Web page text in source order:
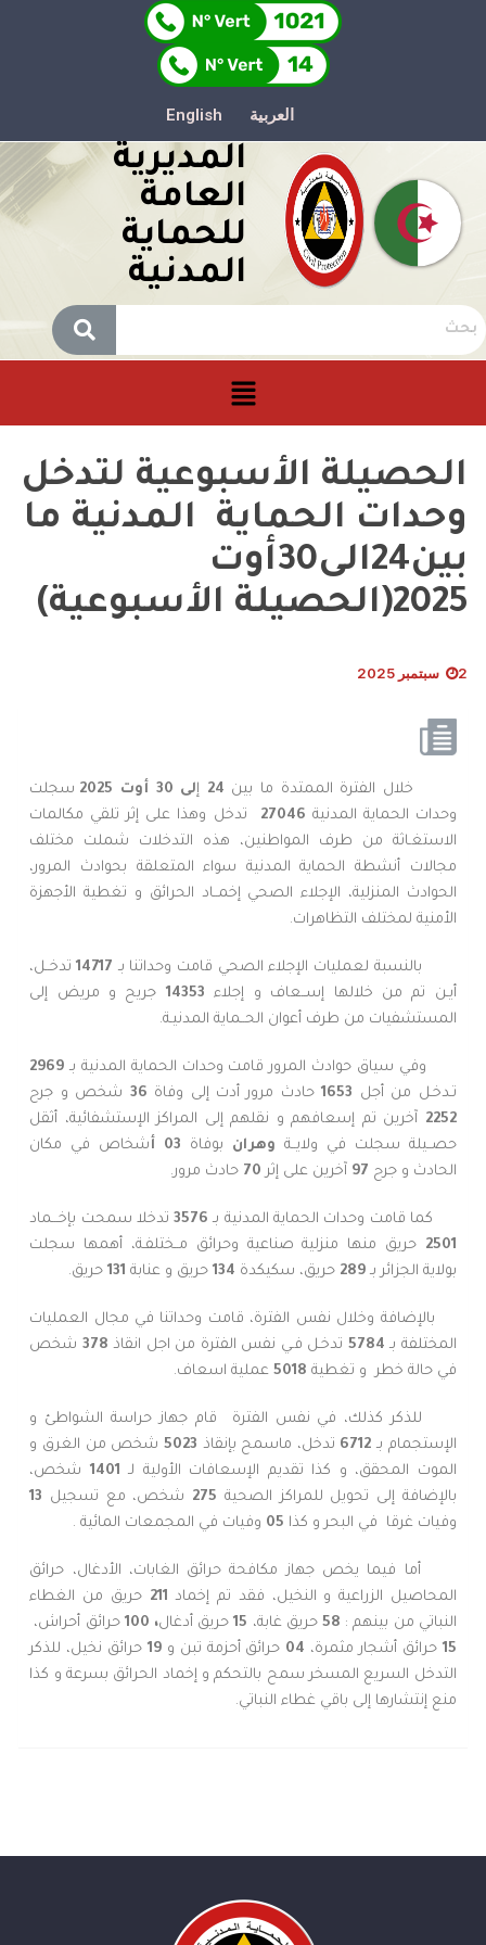
العربية English
المديرية
العامة
للحماية
المدنية
الحصيلة الأسبوعية لتدخل
وحدات الحماية المدنية ما
بين24الى30أوت
2025(الحصيلة الأسبوعية)
2 سبتمبر 2025
خلال الفترة الممتدة ما بين 24 إلى 30 أوت 2025 سجلت
وحدات الحماية المدنية 27046
تدخل وهذا على إثر تلقي مكالمات
الاستغـاثة من طرف المواطنين، هذه التدخلات شملت مختلف
مجالات أنشطة الحماية المدنية سواء المتعلقة بحوادث المرور،
الحوادث المنزلية، الإجلاء الصحي إخمــاد الحرائق و تغطية الأجهزة
الأمنية لمختلف التظاهرات.
بالنسبة لعمليات الإجلاء الصحي قامت وحداتنا بـ 14717تدخــل،
أيـن تم من خلالها إســعاف و إجلاء 14353 جريح و مريض إلى
المستشفيات من طرف أعوان الحــماية المدنيـة.
وفي سياق حوادث المرور قامت وحدات الحماية المدنية بـ 2969
تـدخـل من أجل 1653 حادث مرور أدت إلى وفاة
شخص و جرح
2252 آخرين تم إسعافهم و نقلهم إلى المراكز الإستشفائية، أثقل
حصــيلة سجلت في ولايــة وهران بوفاة 03 أ
شخاص في مكان
الحادث و جرح 97 آخرين على إثر حادث مرور.
كما قامت وحدات الحماية المدنية بـ 3576 تدخلا سمحت بإخـــماد
2501 حريق منها منزلية صناعية وحرائق مــختلفـة، أهمها سجلت
بولاية الجزائر بـ289 حريق، سكيكدة 134 حريق و عنابة 131 حريق.
بالإضافة وخلال نفس الفترة، قامت وحداتنا في مجال العمليات
المختلفة بـ 5784 تدخـل فـي نفس الفترة من اجل انقاذ 378 شخص
في حالة خطر
و تغطية 5018 عملية اسعاف.
للذكر كذلك، في نفس الفترة قام جهاز حراسة الشواطئ و
الإستجمام بـ 6712 تدخل، ماسمح بإنقاذ 5023 شخص من الغرق و
الموت المحقق، و كذا تقديم الإسعافات الأولية لـ 1401 شخص،
بالإضافة إلى تحويل للمراكز الصحية 275 شخص، مع تسجيل 13
وفيات غرقا في البحر و كذا 05 وفيات في المجمعات المائية .
أما فيما يخص جهاز مكافحة حرائق الغابات، الأدغال، حرائق
المحاصيل الزراعية و النخيل، فقد تم إخماد 211 حريق من الغطاء
النباتي من بينهم : 58حريق غابة، 15حريق أدغال، 100 حرائق أحراش،
15 حرائق أشجار مثمرة، 04 حرائق أحزمة تبن و19 حرائق نخيل، للذكر
التدخل السريع المسخر سمح بالتحكم و إخماد الحرائق بسرعة و كذا
منع إنتشارها إلى باقي غطاء النباتي.